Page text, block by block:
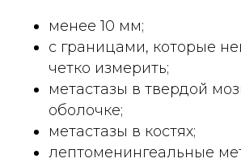
менее 10 мм;
с границами, которые
четко измерить;
метастазы в твердой
оболочке;
метастазы в костях;
лептоменингеальные